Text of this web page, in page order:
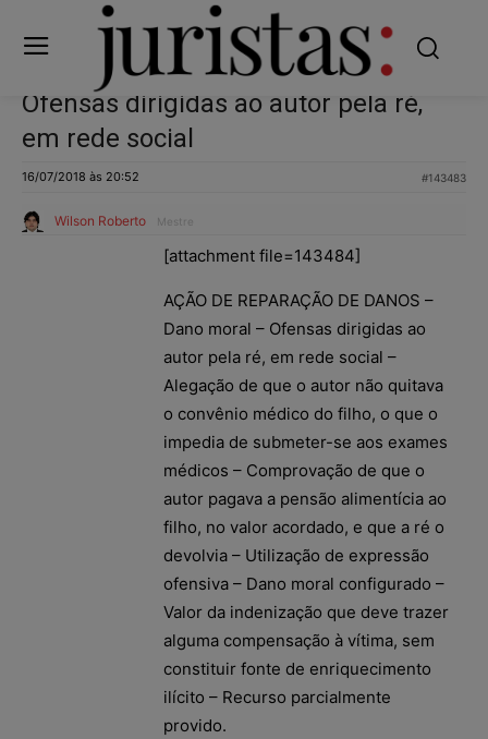
Ofensas dirigidas ao autor pela ré,
em rede social
16/07/2018 às 20:52 #143483
Wilson Roberto Mestre
[attachment file=143484]
AÇÃO DE REPARAÇÃO DE DANOS –
Dano moral – Ofensas dirigidas ao
autor pela ré, em rede social –
Alegação de que o autor não quitava
o convênio médico do filho, o que o
impedia de submeter-se aos exames
médicos – Comprovação de que o
autor pagava a pensão alimentícia ao
filho, no valor acordado, e que a ré o
devolvia – Utilização de expressão
ofensiva – Dano moral configurado –
Valor da indenização que deve trazer
alguma compensação à vítima, sem
constituir fonte de enriquecimento
ilícito – Recurso parcialmente
provido.